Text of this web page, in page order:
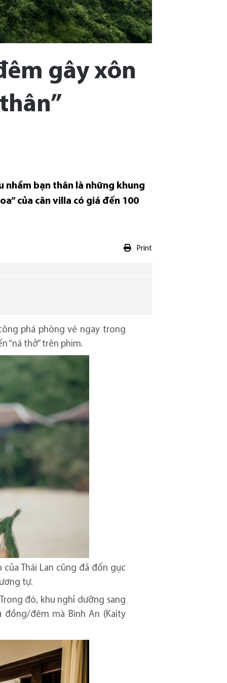
gây xôn
nhầm bạn thân là những khung
của căn villa có giá đến 100
Print
phá phòng vé ngay trong
“ná thở” trên phim.
Thái Lan cũng đã đốn gục
tự.
đó, khu nghỉ dưỡng sang
đồng/đêm mà Bình An (Kaity